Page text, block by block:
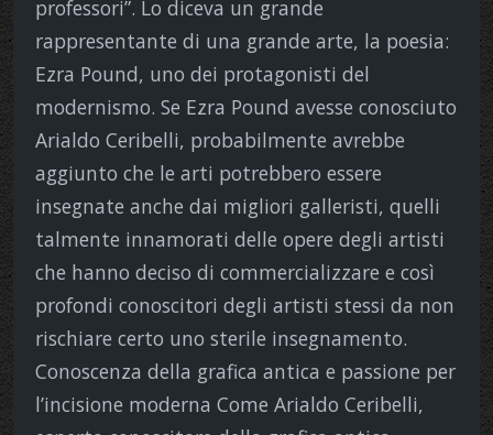
professori”. Lo diceva un grande
rappresentante di una grande arte, la poesia:
Ezra Pound, uno dei protagonisti del
modernismo. Se Ezra Pound avesse conosciuto
Arialdo Ceribelli, probabilmente avrebbe
aggiunto che le arti potrebbero essere
insegnate anche dai migliori galleristi, quelli
talmente innamorati delle opere degli artisti
che hanno deciso di commercializzare e così
profondi conoscitori degli artisti stessi da non
rischiare certo uno sterile insegnamento.
Conoscenza della grafica antica e passione per
l’incisione moderna Come Arialdo Ceribelli,